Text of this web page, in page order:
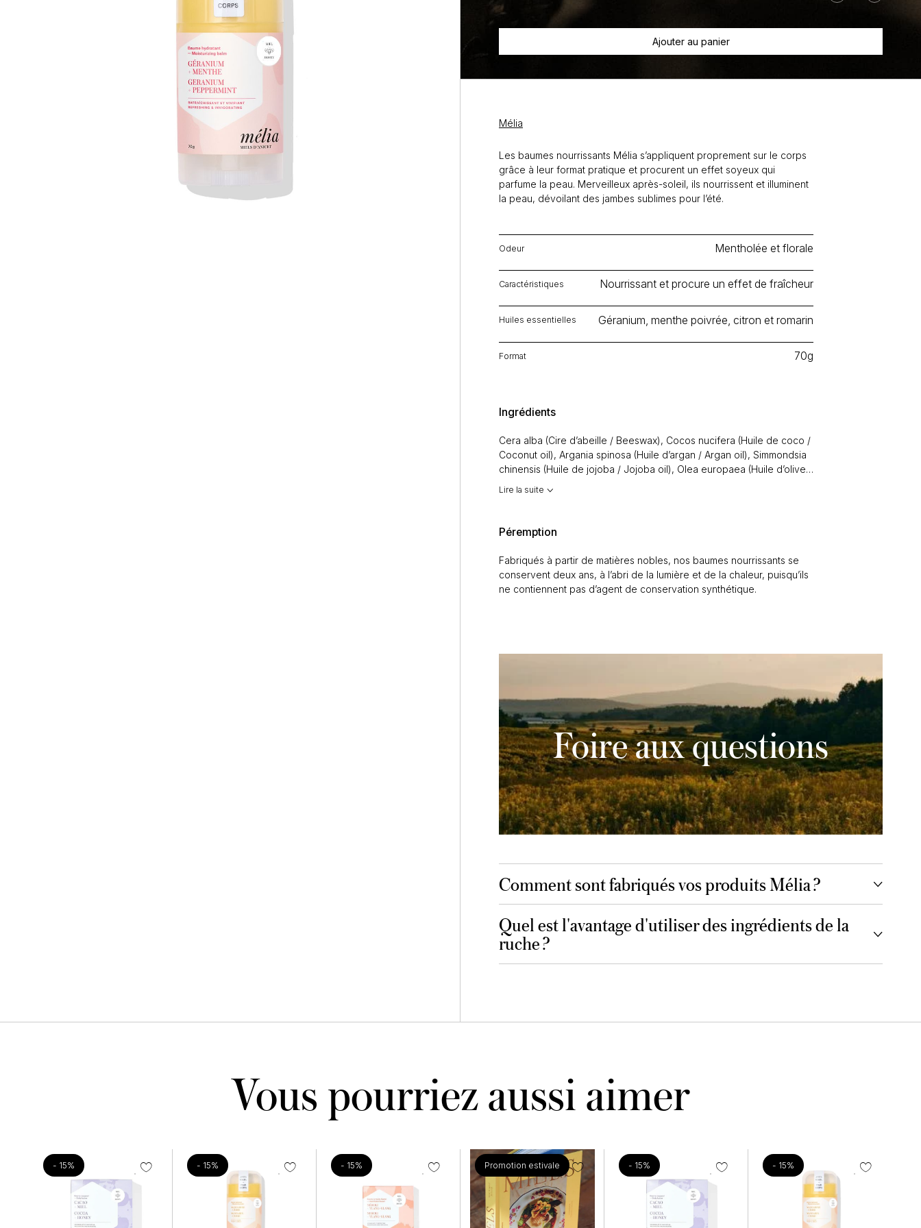
Baume
Géranium
Ajouter au panier
Mélia
Les baumes nourrissants Mélia s’appliquent proprement sur le corps
grâce à leur format pratique et procurent un effet soyeux qui
parfume la peau. Merveilleux après-soleil, ils nourrissent et illuminent
la peau, dévoilant des jambes sublimes pour l’été.
Odeur Mentholée et florale
Caractéristiques Nourrissant et procure un effet de fraîcheur
Huiles essentielles Géranium, menthe poivrée, citron et romarin
Format 70g
Ingrédients
Cera alba (Cire d’abeille / Beeswax), Cocos nucifera (Huile de coco /
Coconut oil), Argania spinosa (Huile d’argan / Argan oil), Simmondsia
chinensis (Huile de jojoba / Jojoba oil), Olea europaea (Huile d’olive /
(Romarin / Rosemary)), Miel / Honey, Vitamine E / Vitamin E, Extrait de
pépins de Citrus paradisi (Pamplemousse / Grapefruit) seed extract.
Lire la suite
Péremption
Fabriqués à partir de matières nobles, nos baumes nourrissants se
conservent deux ans, à l’abri de la lumière et de la chaleur, puisqu’ils
ne contiennent pas d’agent de conservation synthétique.
Foire aux questions
Comment sont fabriqués vos produits Mélia ?
Quel est l'avantage d'utiliser des ingrédients de la
ruche ?
Vous pourriez aussi aimer
- 15% - 15% - 15% Promotion estivale - 15% - 15%